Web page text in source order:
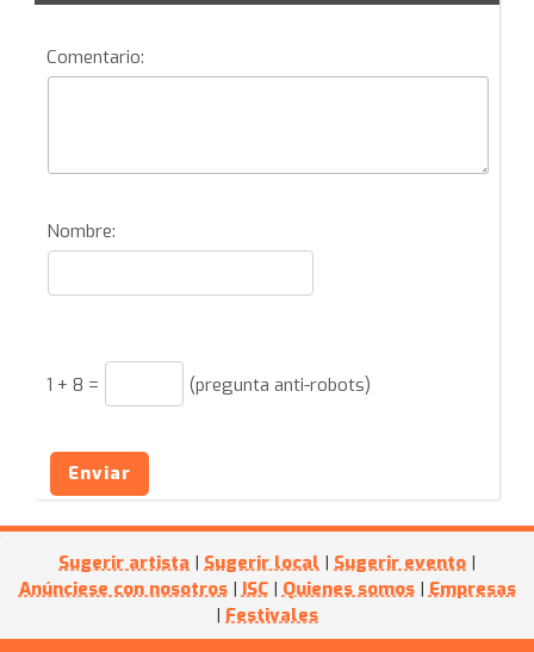
Comentario:
Nombre:
1 + 8 = (pregunta anti-robots)
Enviar
Sugerir artista | Sugerir local | Sugerir evento |
Anúnciese con nosotros | ISC | Quienes somos | Empresas
| Festivales